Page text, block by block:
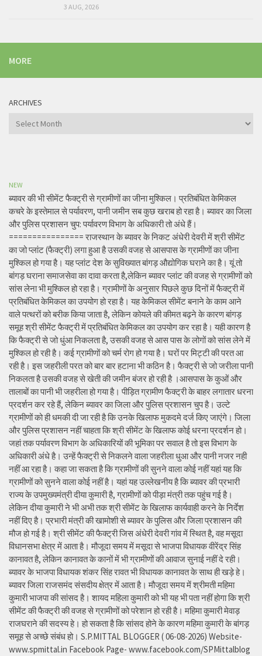
3 AUG, 2026
MORE
ARCHIVES
Archives
NEW
ब्यावर की भी सीमेंट फैक्ट्री से ग्रामीणों का जीना मुश्किल। प्रतिबंधित केमिकल
कचरे के इस्तेमाल से पर्यावरण, पानी जमीन सब कुछ खराब हो रहा है। ब्यावर का जिला
और पुलिस प्रशासन चुप: पर्यावरण विभाग के अधिकारी तो अंधे हैं।
================ राजस्थान के ब्यावर के निकट अंधेरी देवरी में श्री सीमेंट
का जो प्लांट (फैक्ट्री) लगा हुआ है उसकी वजह से आसपास के ग्रामीणों का जीना
मुश्किल हो गया है। यह प्लांट देश के सुविख्यात बांगड़ औद्योगिक घराने का है। यूं तो
बांगड़ घराना समाजसेवा का दावा करता है,लेकिन ब्यावर प्लांट की वजह से ग्रामीणों को
सांस लेना भी मुश्किल हो रहा है। ग्रामीणों के अनुसार पिछले कुछ दिनों में फैक्ट्री में
प्रतिबंधित केमिकल का उपयोग हो रहा है। यह केमिकल सीमेंट बनाने के काम आने
वाले पत्थरों को बरीक किया जाता है, लेकिन कोयले की कीमत बढ़ने के कारण बांगड़
समूह श्री सीमेंट फैक्ट्री में प्रतिबंधित केमिकल का उपयोग कर रहा है। यही कारण है
कि फैक्ट्री से जो धुंआ निकलता है, उसकी वजह से आस पास के लोगों को सांस लेने में
मुश्किल हो रही है। कई ग्रामीणों को चर्म रोग हो गया है। घरों पर मिट्टी की परत आ
रही है। इस जहरीली परत को बार बार हटाना भी कठिन है। फैक्ट्री से जो जरीला पानी
निकलता है उसकी वजह से खेती की जमीन बंजर हो रही है ।आसपास के कुओं और
तालाबों का पानी भी जहरीला हो गया है। पीड़ित ग्रामीण फैक्ट्री के बाहर लगातार धरना
प्रदर्शन कर रहे हैं, लेकिन ब्यावर का जिला और पुलिस प्रशासन चुप है। उल्टे
ग्रामीणों को ही धमकी दी जा रही है कि उनके खिलाफ मुकदमे दर्ज किए जाएंगे। जिला
और पुलिस प्रशासन नहीं चाहता कि श्री सीमेंट के खिलाफ कोई धरना प्रदर्शन हो।
जहां तक पर्यावरण विभाग के अधिकारियों की भूमिका पर सवाल है तो इस विभाग के
अधिकारी अंधे है। उन्हें फैक्ट्री से निकलने वाला जहरीला धुआ और पानी नजर नही
नहीं आ रहा है। कहा जा सकता है कि ग्रामीणों की सुनने वाला कोई नहीं यहां यह कि
ग्रामीणों को सुनने वाला कोई नहीं है। यहां यह उल्लेखनीय है कि ब्यावर की प्रभारी
राज्य के उपमुख्यमंत्री दीया कुमारी है, ग्रामीणों को पीड़ा मंत्री तक पहुंच गई है।
लेकिन दीया कुमारी ने भी अभी तक श्री सीमेंट के खिलाफ कार्यवाही करने के निर्देश
नहीं दिए है। प्रभारी मंत्री की खामोशी से ब्यावर के पुलिस और जिला प्रशासन की
मौज हो गई है। श्री सीमेंट की फैक्ट्री जिस अंधेरी देवरी गांव में स्थित है, वह मसूदा
विधानसभा क्षेत्र में आता है। मौजूदा समय में मसूदा से भाजपा विधायक वीरेंद्र सिंह
कानावत है, लेकिन कानावत के कानों में भी ग्रामीणों की आवाज सुनाई नहीं दे रही।
ब्यावर के भाजपा विधायक शंकर सिंह रावत भी विधायक कानावत के साथ ही खड़े हे।
ब्यावर जिला राजसमंद संसदीय क्षेत्र में आता है। मौजूदा समय में श्रीमती महिमा
कुमारी भाजपा की सांसद है। शायद महिला कुमारी को भी यह भी पता नहीं होगा कि श्री
सीमेंट की फैक्ट्री की वजह से ग्रामीणों को परेशान हो रही है। महिमा कुमारी मेवाड़
राजघराने की सदस्य हे। हो सकता है कि सांसद होने के कारण महिमा कुमारी के बांगड़
समूह से अच्छे संबंध हो। S.P.MITTAL BLOGGER ( 06-08-2026) Website-
www.spmittal.in Facebook Page- www.facebook.com/SPMittalblog